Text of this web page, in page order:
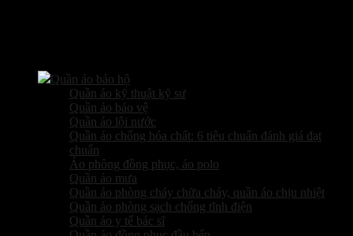
Quần áo bảo hộ
Quần áo kỹ thuật kỹ sư
Quần áo bảo vệ
Quần áo lội nước
Quần áo chống hóa chất: 6 tiêu chuẩn đánh giá đạt
chuẩn
Áo phông đồng phục, áo polo
Quần áo mưa
Quần áo phòng cháy chữa cháy, quần áo chịu nhiệt
Quần áo phòng sạch chống tĩnh điện
Quần áo y tế bác sĩ